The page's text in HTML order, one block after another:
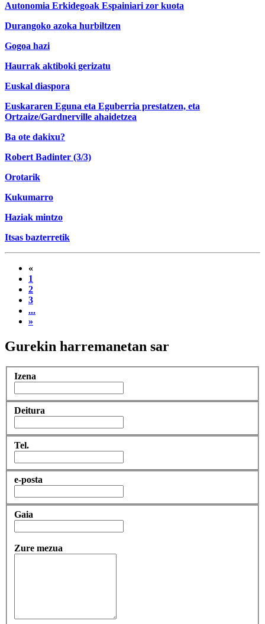
Autonomia Erkidegoak Espainiari zor kuota
Durangoko azoka hurbiltzen
Gogoa hazi
Haurrak aktiboki gerizatu
Euskal diaspora
Euskararen Eguna eta Eguberria prestatzen, eta
Ortzaize/Gardnerville ahaidetzea
Ba ote dakixu?
Robert Badinter (3/3)
Orotarik
Kukumarro
Haziak mintzo
Itsas bazterretik
«
1
2
3
...
»
Gurekin harremanetan sar
Izena
Deitura
Tel.
e-posta
Gaia
Zure mezua